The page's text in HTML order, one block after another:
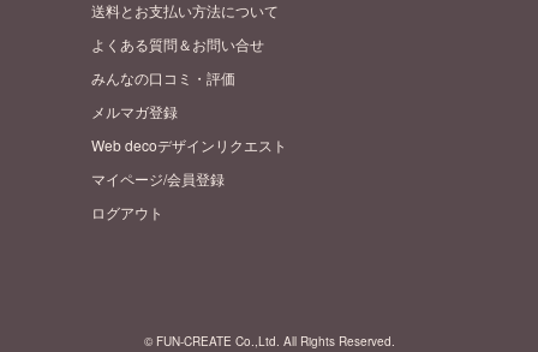
送料とお支払い方法について
よくある質問＆お問い合せ
みんなの口コミ・評価
メルマガ登録
Web decoデザインリクエスト
マイページ/会員登録
ログアウト
© FUN-CREATE Co.,Ltd. All Rights Reserved.